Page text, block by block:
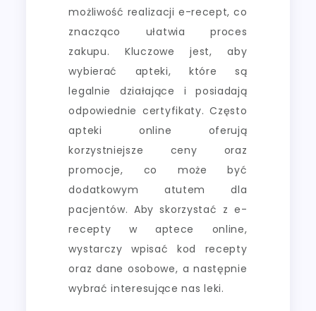
możliwość realizacji e-recept, co
znacząco ułatwia proces
zakupu. Kluczowe jest, aby
wybierać apteki, które są
legalnie działające i posiadają
odpowiednie certyfikaty. Często
apteki online oferują
korzystniejsze ceny oraz
promocje, co może być
dodatkowym atutem dla
pacjentów. Aby skorzystać z e-
recepty w aptece online,
wystarczy wpisać kod recepty
oraz dane osobowe, a następnie
wybrać interesujące nas leki.